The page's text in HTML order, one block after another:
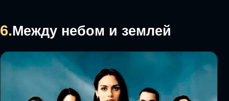
6.Между небом и землей